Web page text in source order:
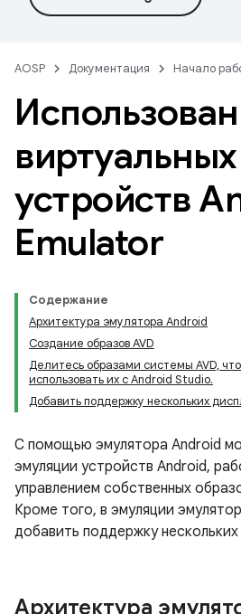
AOSP Документация Начало
виртуальных
устройств
Emulator
Содержание
Архитектура эмулятора Android
Создание образов AVD
Делитесь образами системы AVD,
использовать их с Android Studio.
Добавить поддержку нескольких
С помощью эмулятора Android
эмуляции устройств Android,
управлением собственных
Кроме того, в эмуляции
добавить поддержку нескольких
Архитектура